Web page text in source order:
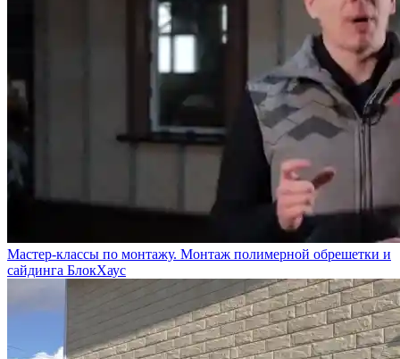
Мастер-классы по монтажу. Монтаж полимерной обрешетки и
сайдинга БлокХаус